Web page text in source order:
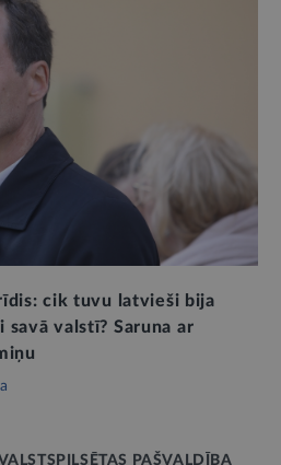
cik tuvu latvieši bija
valstī? Saruna ar
PAŠVALDĪBA